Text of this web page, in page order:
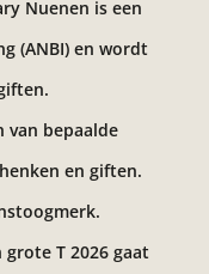
Nuenen is een
(ANBI) en wordt
van bepaalde
en giften.
T 2026 gaat